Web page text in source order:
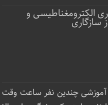
الکترومغناطیسی و
سازگاری
چندین نفر ساعت‌ وقت